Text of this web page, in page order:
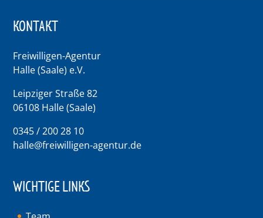
KONTAKT
Freiwilligen-Agentur
Halle (Saale) e.V.
Leipziger Straße 82
06108 Halle (Saale)
0345 / 200 28 10
halle@freiwilligen-agentur.de
WICHTIGE LINKS